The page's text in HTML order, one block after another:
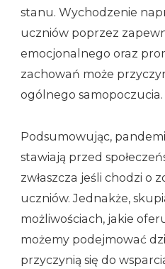
stanu. Wychodzenie
uczniów poprzez
emocjonalnego oraz
zachowań może
ogólnego samopoczucia.
Podsumowując,
stawiają przed
zwłaszcza jeśli chodzi o
uczniów. Jednakże,
możliwościach, jakie
możemy podejmować
przyczynią się do